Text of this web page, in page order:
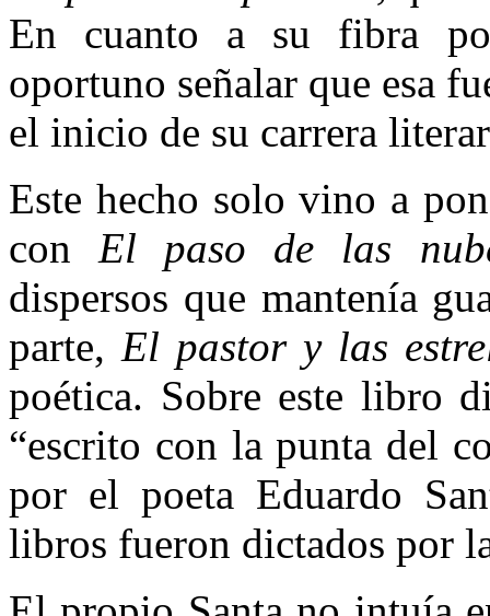
En cuanto a su fibra
oportuno señalar que esa
el inicio de su carrera
Este hecho solo vino a
con El paso de las
dispersos que mantenía
parte, El pastor y las
poética. Sobre este libro
“escrito con la punta del
por el poeta Eduardo
libros fueron dictados por